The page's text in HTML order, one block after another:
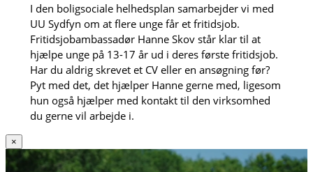
I den boligsociale helhedsplan samarbejder vi med
UU Sydfyn om at flere unge får et fritidsjob.
Fritidsjobambassadør Hanne Skov står klar til at
hjælpe unge på 13-17 år ud i deres første fritidsjob.
Har du aldrig skrevet et CV eller en ansøgning før?
Pyt med det, det hjælper Hanne gerne med, ligesom
hun også hjælper med kontakt til den virksomhed
du gerne vil arbejde i.
×